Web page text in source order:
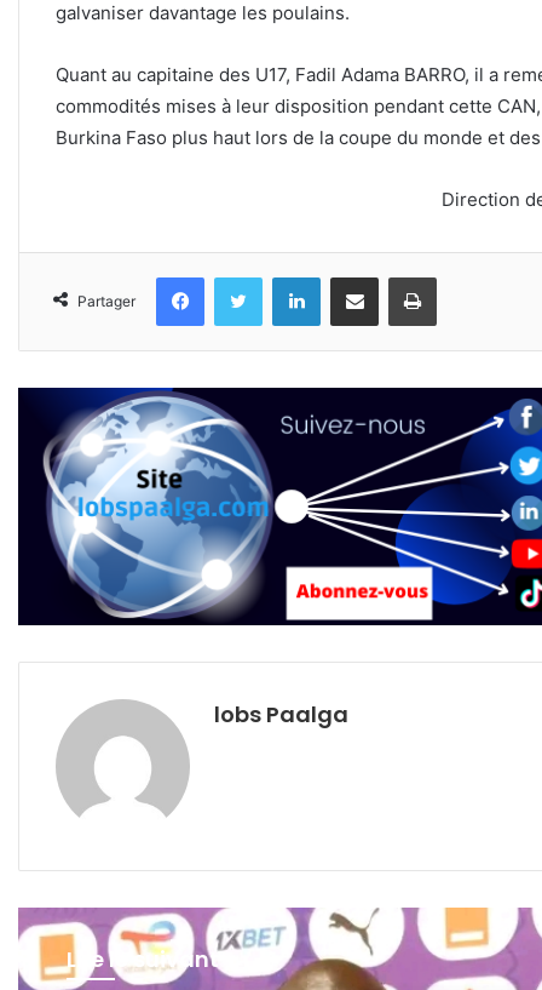
galvaniser davantage les poulains.
Quant au capitaine des U17, Fadil Adama BARRO, il a
commodités mises à leur disposition pendant cette
Burkina Faso plus haut lors de la coupe du monde et
Direction
Partager
FacebookTwitter LinkedinPartager par email Imprimer
lobs Paalga
Lire le suivant